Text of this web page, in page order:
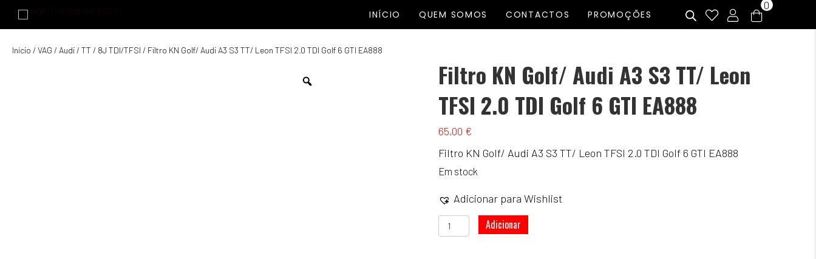
INÍCIO QUEM SOMOS CONTACTOS PROMOÇÕES
0
Início / VAG / Audi/ TT / 8J TDI/TFSI / Filtro KN Golf/ Audi A3 S3 TT/ Leon TFSI 2.0 TDI Golf 6 GTI EA888
Filtro KN Golf/ Audi A3 S3 TT/ Leon
TFSI 2.0 TDI Golf 6 GTI EA888
65,00 €
Filtro KN Golf/ Audi A3 S3 TT/ Leon TFSI 2.0 TDI Golf 6 GTI EA888
Em stock
Adicionar para Wishlist
Quantidade
de
Adicionar